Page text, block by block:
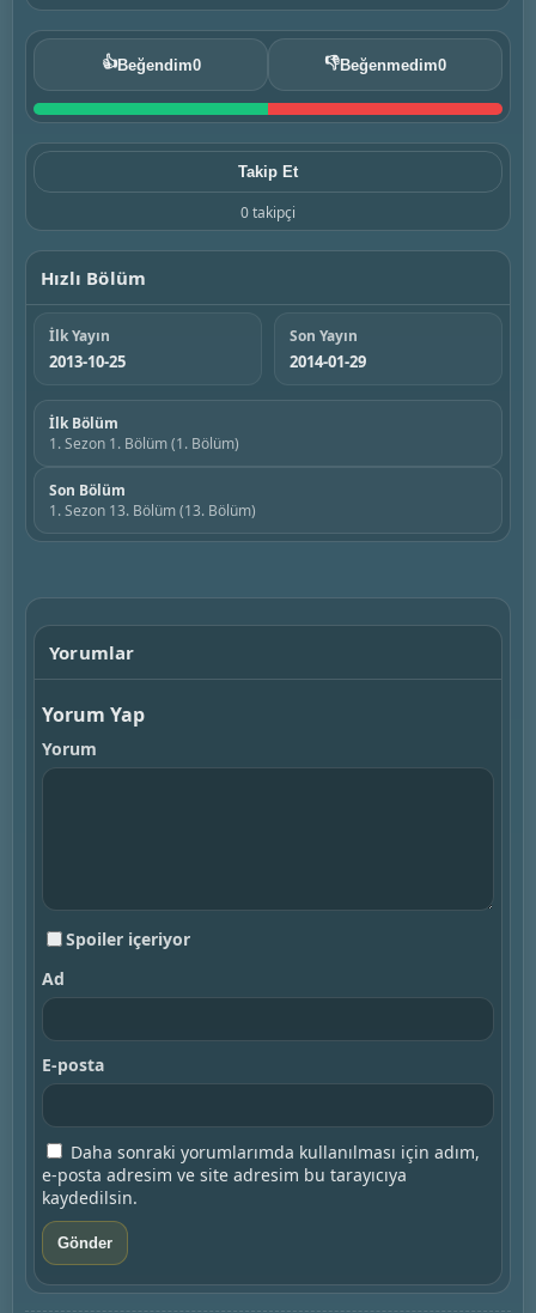
👍Beğendim0 👎Beğenmedim0
Takip Et
0 takipçi
Hızlı Bölüm
İlk Yayın
2013-10-25
Son Yayın
2014-01-29
İlk Bölüm
1. Sezon 1. Bölüm (1. Bölüm)
Son Bölüm
1. Sezon 13. Bölüm (13. Bölüm)
Yorumlar
Yorum Yap
Yorum
Spoiler içeriyor
Ad
E-posta
Daha sonraki yorumlarımda kullanılması için adım,
e-posta adresim ve site adresim bu tarayıcıya
kaydedilsin.